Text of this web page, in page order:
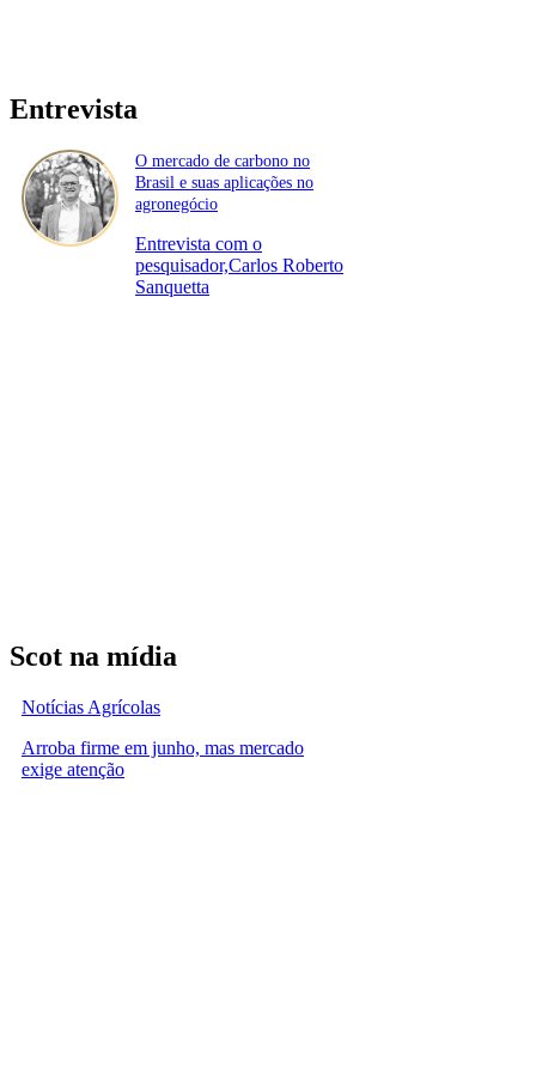
Entrevista
O mercado de carbono no
Brasil e suas aplicações no
agronegócio
Entrevista com o
pesquisador,Carlos Roberto
Sanquetta
Scot na mídia
Notícias Agrícolas
Arroba firme em junho, mas mercado
exige atenção